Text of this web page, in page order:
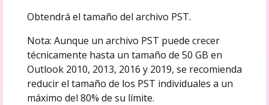
Obtendrá el tamaño del archivo PST.
Nota: Aunque un archivo PST puede crecer
técnicamente hasta un tamaño de 50 GB en
Outlook 2010, 2013, 2016 y 2019, se recomienda
reducir el tamaño de los PST individuales a un
máximo del 80% de su límite.